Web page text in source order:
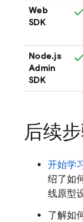
Web
SDK
Node.js
Admin
SDK
后续
开始学
绍了如
线原型
了解如